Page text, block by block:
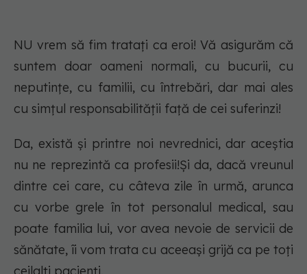
NU vrem să fim tratați ca eroi! Vă asigurăm că
suntem doar oameni normali, cu bucurii, cu
neputințe, cu familii, cu întrebări, dar mai ales
cu simțul responsabilității față de cei suferinzi!
Da, există și printre noi nevrednici, dar aceștia
nu ne reprezintă ca profesii!Și da, dacă vreunul
dintre cei care, cu câteva zile în urmă, arunca
cu vorbe grele în tot personalul medical, sau
poate familia lui, vor avea nevoie de servicii de
sănătate, îi vom trata cu aceeași grijă ca pe toți